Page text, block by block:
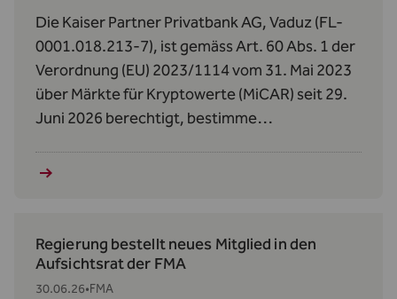
Die Kaiser Partner Privatbank AG, Vaduz (FL-
0001.018.213-7), ist gemäss Art. 60 Abs. 1 der
Verordnung (EU) 2023/1114 vom 31. Mai 2023
über Märkte für Kryptowerte (MiCAR) seit 29.
Juni 2026 berechtigt, bestimme
Regierung bestellt neues Mitglied in den
Aufsichtsrat der FMA
30.06.26•FMA